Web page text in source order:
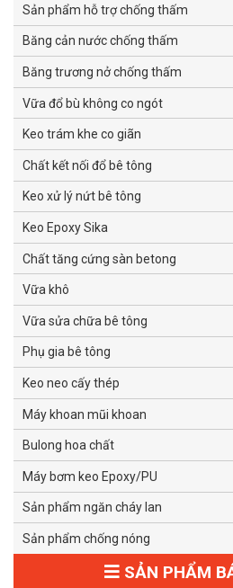
Sản phẩm hỗ trợ chống thấm
Băng cản nước chống thấm
Băng trương nở chống thấm
Vữa đổ bù không co ngót
Keo trám khe co giãn
Chất kết nối đổ bê tông
Keo xử lý nứt bê tông
Keo Epoxy Sika
Chất tăng cứng sàn betong
Vữa khô
Vữa sửa chữa bê tông
Phụ gia bê tông
Keo neo cấy thép
Máy khoan mũi khoan
Bulong hoa chất
Máy bơm keo Epoxy/PU
Sản phẩm ngăn cháy lan
Sản phẩm chống nóng
SẢN PHẨM